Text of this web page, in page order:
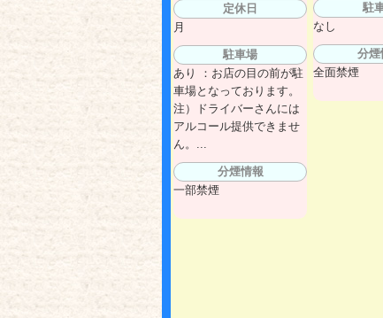
定休日
月
駐車場
あり ：お店の目の前が駐
車場となっております。
注）ドライバーさんには
アルコール提供できませ
ん。...
分煙情報
一部禁煙
駐
なし
分煙
全面禁煙